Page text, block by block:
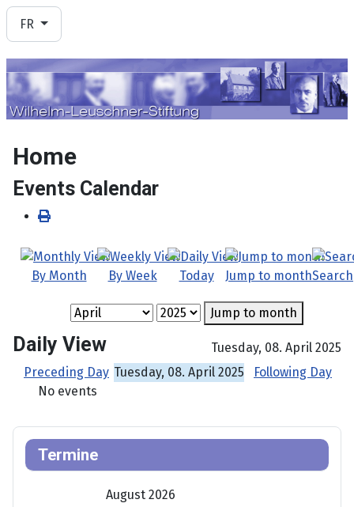
Sélectionnez votre langue
FR
Home
Events Calendar
By Month By Week Today Jump to monthSearch
Jump to month
Daily View
Tuesday, 08. April 2025
Preceding Day Tuesday, 08. April 2025
Following Day
No events
Termine
August 2026